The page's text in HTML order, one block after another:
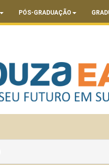
PÓS-GRADUAÇÃO